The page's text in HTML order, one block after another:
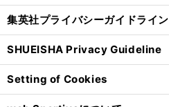
集英社プライバシーガイドライン
SHUEISHA Privacy Guideline
Setting of Cookies